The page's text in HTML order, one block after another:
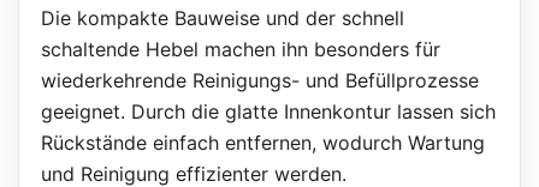
Die kompakte Bauweise und der schnell
schaltende Hebel machen ihn besonders für
wiederkehrende Reinigungs- und Befüllprozesse
geeignet. Durch die glatte Innenkontur lassen sich
Rückstände einfach entfernen, wodurch Wartung
und Reinigung effizienter werden.